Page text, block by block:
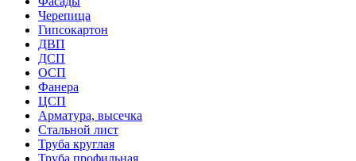
Черепица
Гипсокартон
ДВП
ДСП
ОСП
Фанера
ЦСП
Арматура, высечка
Стальной лист
Труба круглая
Труба профильная